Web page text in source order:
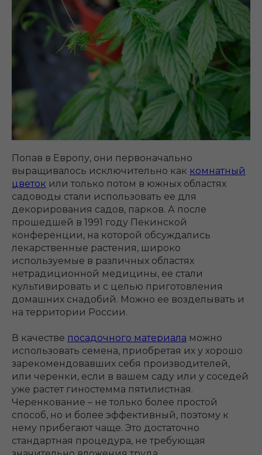
Попав в Европу, они первоначально
выращивалось исключительно как комнатный
цветок или только потом в южных областях
садоводы стали использовать ее для
декорирования садов, парков. А после
прошедшей в 1991 году Пекинской
конференции, на которой обсуждались
лекарственные растения, широко
используемые в различных областях
нетрадиционной медицины, ее стали
культивировать и с целью приготовления
домашних снадобий. Можно ее возделывать и
на территории России.
В качестве посадочного материала можно
использовать семена, приобретая их у хорошо
зарекомендовавших себя производителей,
или черенки, если в вашем саду или у соседей
уже растет гиностемма пятилистная.
Черенкование – не только более простой
способ, но и более эффективный, поэтому к
нему прибегают чаще. Это достаточно
стандартная процедура, не требующая